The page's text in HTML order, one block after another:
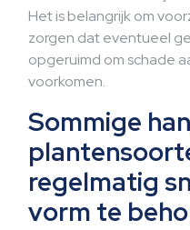
Het is belangrijk om
zorgen dat eventueel
opgeruimd om schade
voorkomen.
Sommige
regelmatig
vorm te